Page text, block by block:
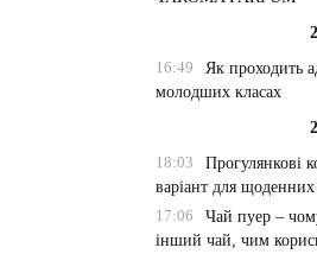
16:49
Як проходить
молодших класах
18:03
Прогулянкові
варіант для
17:06
Чай пуер –
інший чай, чим